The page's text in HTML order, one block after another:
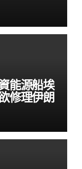
能源船埃
修理伊朗